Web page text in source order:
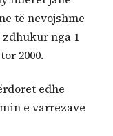
të nevojshme
nga 1
2000.
edhe
e varrezave